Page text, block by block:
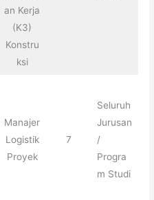
an Kerja
(K3)
Konstru
ksi
Manajer
Logistik
Proyek
7
Seluruh
Jurusan
/
Progra
m Studi